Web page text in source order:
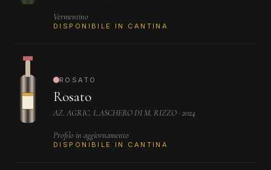
Vermentino
DISPONIBILE IN CANTINA
ROSATO
Rosato
AZ. AGRIC. L.ASCHERO DI M. RIZZO · 2024
Profilo in aggiornamento
DISPONIBILE IN CANTINA